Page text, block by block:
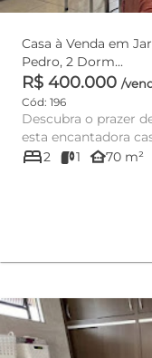
Casa à Venda em
Pedro, 2 Dorm...
R$ 400.000 /
Cód: 196
Descubra o prazer
esta encantadora
Porangaba! Com
bed2 1 other_houses70 m²